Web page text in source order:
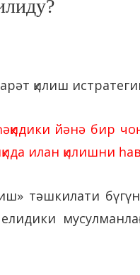
қилиш
йәнә бир
илан қилишни
тәшкилати